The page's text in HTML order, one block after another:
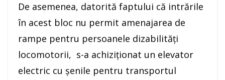
De asemenea, datorită faptului că intrările
în acest bloc nu permit amenajarea de
rampe pentru persoanele dizabilități
locomotorii, s-a achiziționat un elevator
electric cu șenile pentru transportul